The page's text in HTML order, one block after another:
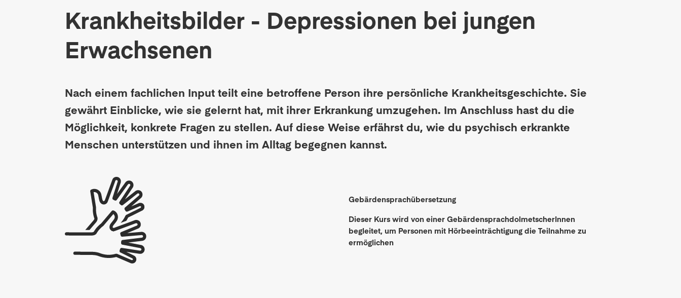
Krankheitsbilder - Depressionen bei jungen
Erwachsenen
Nach einem fachlichen Input teilt eine betroffene Person ihre persönliche Krankheitsgeschichte. Sie
gewährt Einblicke, wie sie gelernt hat, mit ihrer Erkrankung umzugehen. Im Anschluss hast du die
Möglichkeit, konkrete Fragen zu stellen. Auf diese Weise erfährst du, wie du psychisch erkrankte
Menschen unterstützen und ihnen im Alltag begegnen kannst.
Gebärdensprachübersetzung
Dieser Kurs wird von einer GebärdensprachdolmetscherInnen
begleitet, um Personen mit Hörbeeinträchtigung die Teilnahme zu
ermöglichen